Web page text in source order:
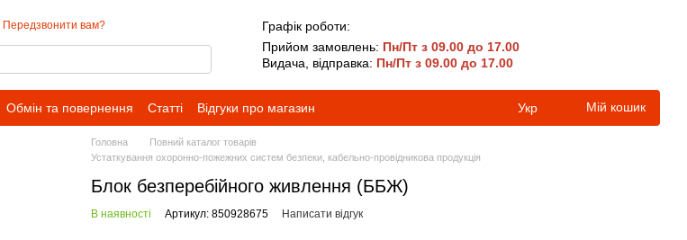
Передзвонити вам?
Графік роботи:
Прийом замовлень: Пн/Пт з 09.00 до 17.00
Видача, відправка: Пн/Пт з 09.00 до 17.00
Обмін та повернення Статті Відгуки про магазин Укр Мій кошик
Головна
Повний каталог товарів
Устаткування охоронно-пожежних систем безпеки, кабельно-провідникова продукція
Блок безперебійного живлення (ББЖ)
В наявності Артикул: 850928675 Написати відгук